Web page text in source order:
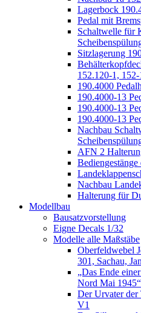
Lagerbock
Pedal mit
Schaltwelle für
Sitzlagerung
152.120-1,
190.4000
190.4000-13
190.4000-13
190.4000-13
Nachbau
AFN 2
Nachbau
Halterung für
Modellbau
Bausatzvorstellung
Eigne Decals 1/32
Modelle alle Maßstäbe
Oberfeldwebel
301, Sachau,
„Das Ende
Nord Mai 1945“
Der Urvater
V1